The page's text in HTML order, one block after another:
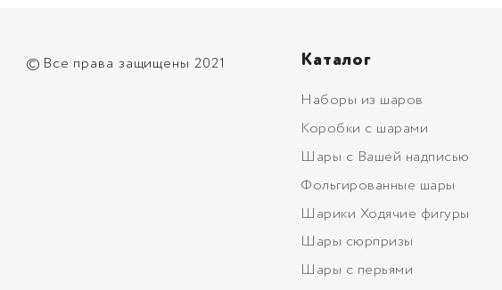
©Все права защищены 2021 Каталог
Наборы из шаров
Коробки с шарами
Шары с Вашей надписью
Фольгированные шары
Шарики Ходячие фигуры
Шары сюрпризы
Шары с перьями